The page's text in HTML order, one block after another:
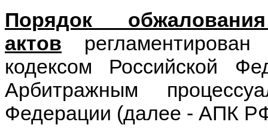
Порядок
актов регламентирован
кодексом Российской
Арбитражным
Федерации (далее - АПК